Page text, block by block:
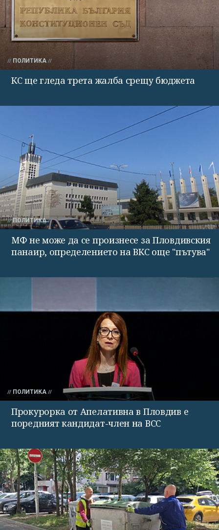
ПОЛИТИКА
КС ще гледа трета жалба срещу бюджета
ПОЛИТИКА
МФ не може да се произнесе за Пловдивския
панаир, определението на ВКС още "пътува"
ПОЛИТИКА
Прокурорка от Апелативна в Пловдив е
поредният кандидат-член на ВСС